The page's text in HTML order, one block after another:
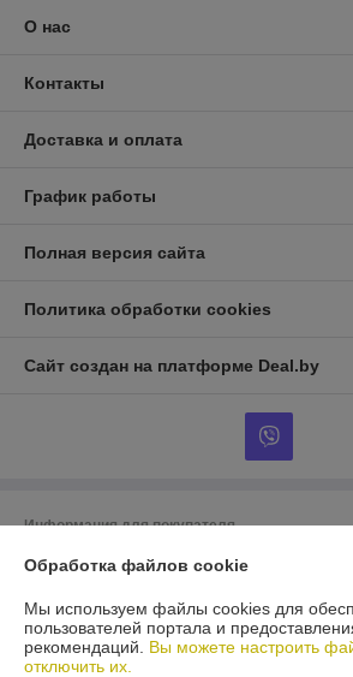
О нас
Контакты
Доставка и оплата
График работы
Полная версия сайта
Политика обработки cookies
Сайт создан на платформе Deal.by
Информация для покупателя
Юридическое лицо:ООО «БигВал»
Регистрационный номер ЕГР: 193084737
УНП: 193084737
Обработка файлов cookie
Мы используем файлы cookies для
пользователей портала и
рекомендаций. Вы можете настроить
отключить их.